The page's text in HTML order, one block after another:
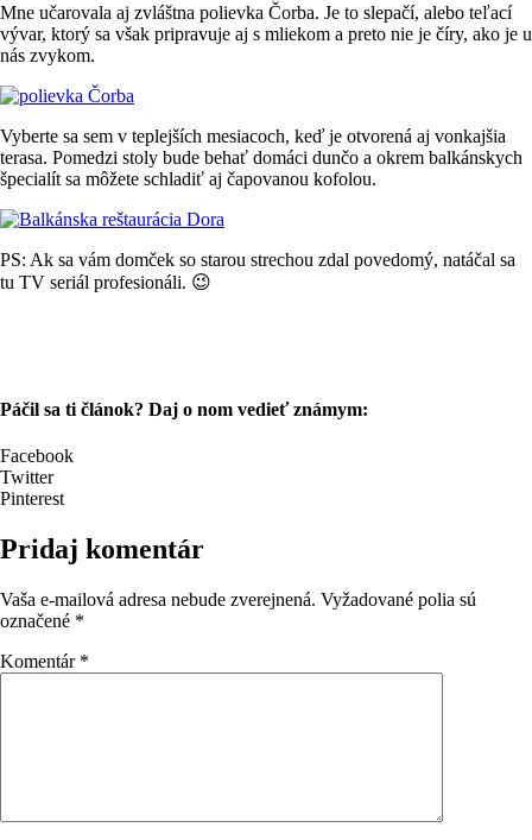
Mne učarovala aj zvláštna polievka Čorba. Je to slepačí, alebo teľací
vývar, ktorý sa však pripravuje aj s mliekom a preto nie je číry, ako je u
nás zvykom.
Vyberte sa sem v teplejších mesiacoch, keď je otvorená aj vonkajšia
terasa. Pomedzi stoly bude behať domáci dunčo a okrem balkánskych
špecialít sa môžete schladiť aj čapovanou kofolou.
PS: Ak sa vám domček so starou strechou zdal povedomý, natáčal sa
tu TV seriál profesionáli. 😉
Páčil sa ti článok? Daj o nom vedieť známym:
Facebook
Twitter
Pinterest
Pridaj komentár
Vaša e-mailová adresa nebude zverejnená. Vyžadované polia sú
označené *
Komentár *